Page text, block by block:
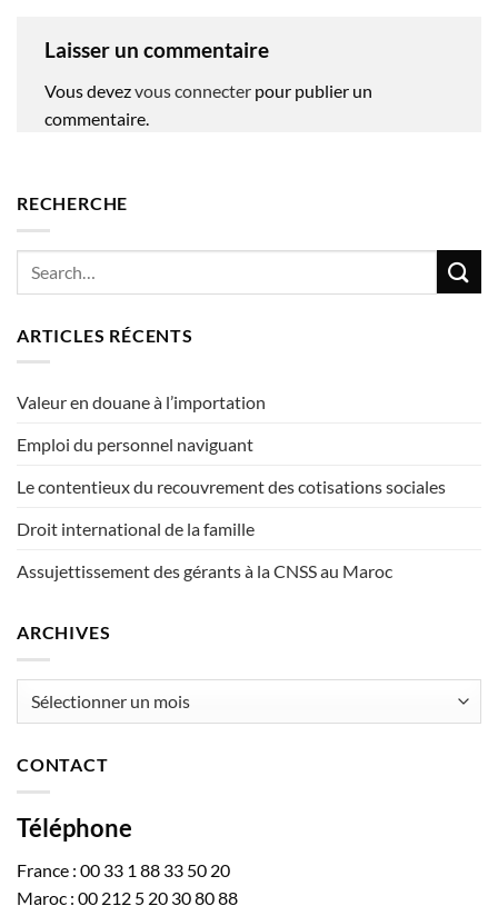
Laisser un commentaire
Vous devezvous connecter pour publier un
commentaire.
RECHERCHE
ARTICLES RÉCENTS
Valeur en douane à l’importation
Emploi du personnel naviguant
Le contentieux du recouvrement des cotisations sociales
Droit international de la famille
Assujettissement des gérants à la CNSS au Maroc
ARCHIVES
CONTACT
Téléphone
France : 00 33 1 88 33 50 20
Maroc : 00 212 5 20 30 80 88